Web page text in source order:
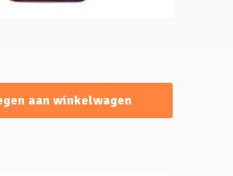
aan winkelwagen